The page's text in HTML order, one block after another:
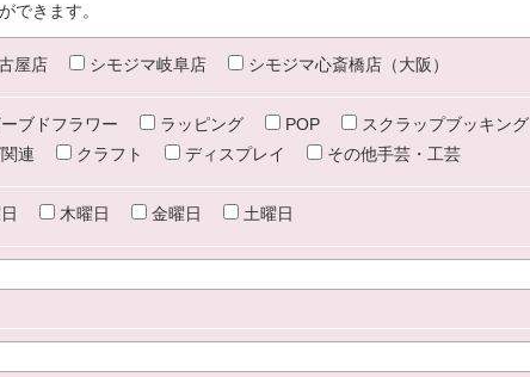
できます。
屋店 シモジマ岐阜店 シモジマ心斎橋店（大阪）
ブドフラワー ラッピング POP
スクラップブッキング
連 クラフト ディスプレイ その他手芸・工芸
木曜日 金曜日 土曜日